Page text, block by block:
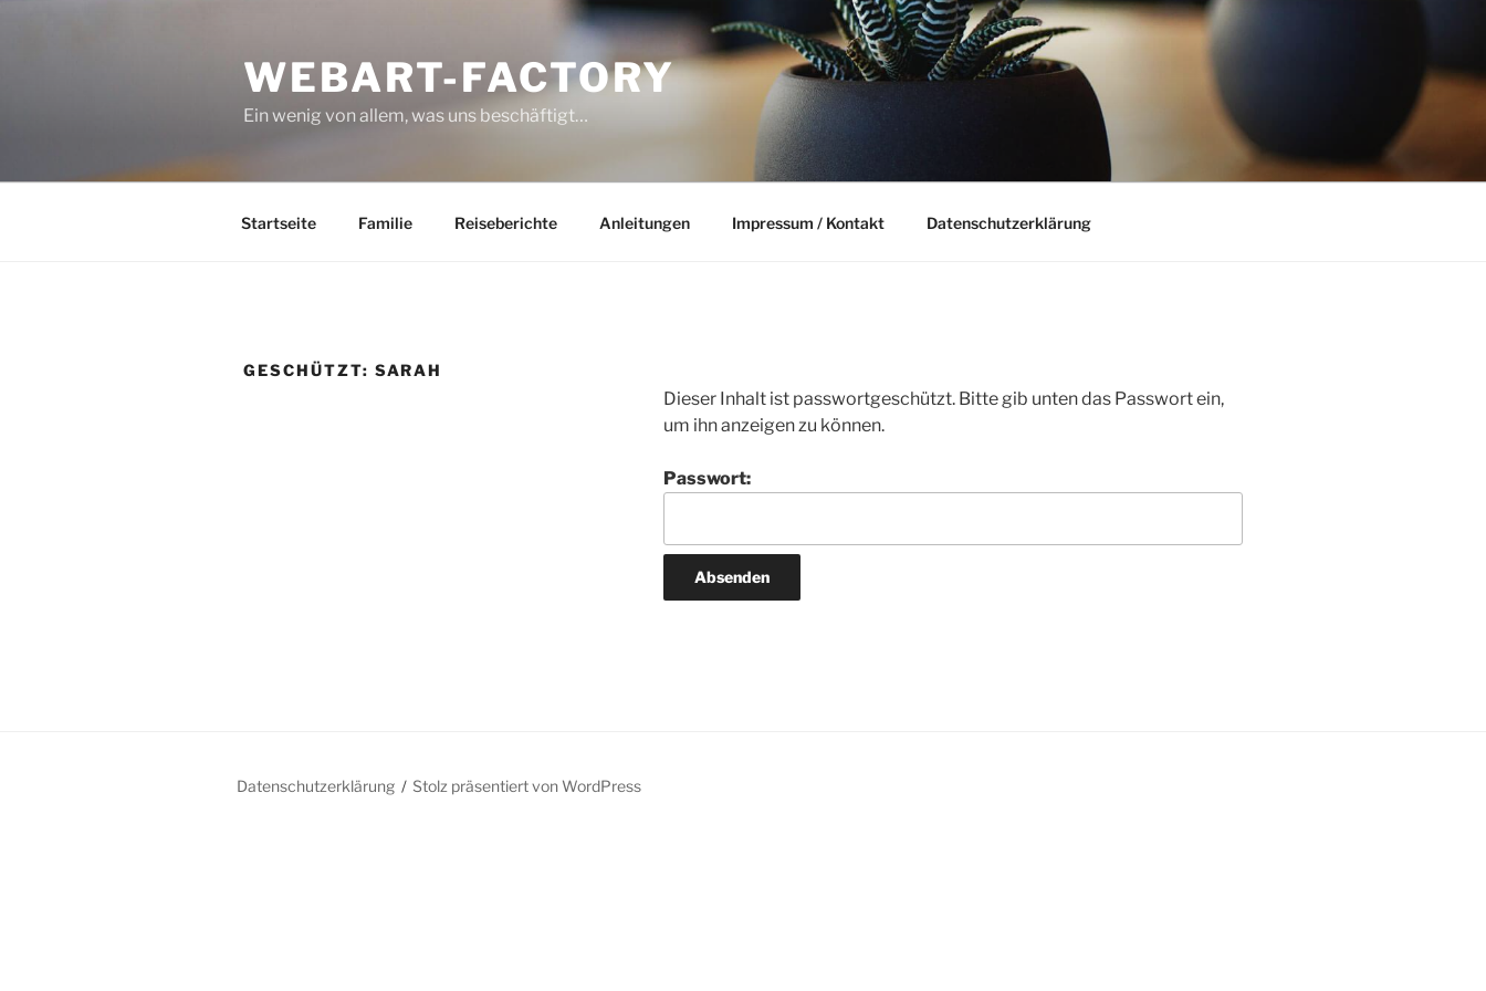
WEBART-FACTORY
Ein wenig von allem, was uns beschäftigt…
Startseite Familie Reiseberichte Anleitungen Impressum / Kontakt Datenschutzerklärung
GESCHÜTZT: SARAH
Dieser Inhalt ist passwortgeschützt. Bitte gib unten das Passwort ein,
um ihn anzeigen zu können.
Passwort:
Datenschutzerklärung Stolz präsentiert von WordPress